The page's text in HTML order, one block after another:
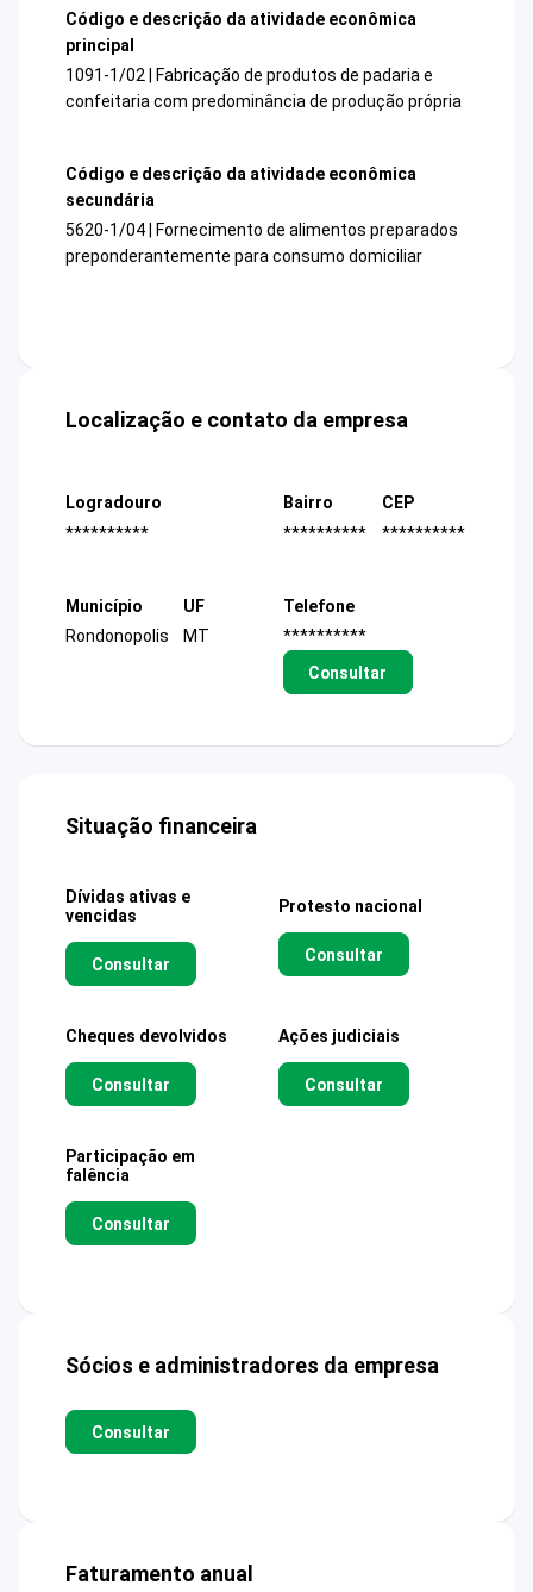
Código e descrição da atividade econômica
principal
1091-1/02 | Fabricação de produtos de padaria e
confeitaria com predominância de produção própria
Código e descrição da atividade econômica
secundária
5620-1/04 | Fornecimento de alimentos preparados
preponderantemente para consumo domiciliar
Localização e contato da empresa
Logradouro
**********
Bairro
**********
CEP
**********
Município
Rondonopolis
UF
MT
Telefone
**********
Consultar
Situação financeira
Dívidas ativas e
vencidas
Consultar
Protesto nacional
Consultar
Cheques devolvidos
Consultar
Ações judiciais
Consultar
Participação em
falência
Consultar
Sócios e administradores da empresa
Consultar
Faturamento anual